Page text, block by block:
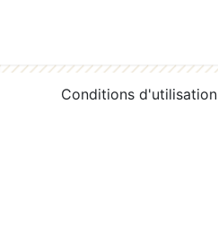
Conditions d'utilisation